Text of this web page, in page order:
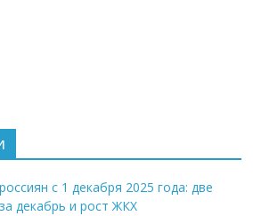
с 1 декабря 2025 года: две
декабрь и рост ЖКХ